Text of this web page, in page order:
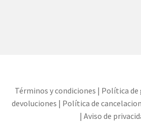
Términos y condiciones | Política de
devoluciones | Política de
| Aviso de